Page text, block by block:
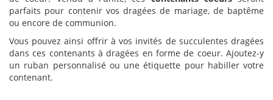
parfaits pour contenir vos dragées de mariage, de baptême
ou encore de communion.
Vous pouvez ainsi offrir à vos invités de succulentes dragées
dans ces contenants à dragées en forme de coeur. Ajoutez-y
un ruban personnalisé ou une étiquette pour habiller votre
contenant.